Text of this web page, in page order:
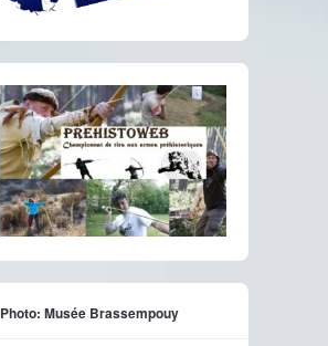
Photo: Musée Brassempouy